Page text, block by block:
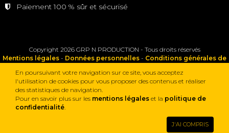
En poursuivant votre navigation sur ce site, vous acceptez
l'utilisation de cookies pour vous proposer des contenus et réaliser
des statistiques de navigation.
Pour en savoir plus sur les mentions légales et la politique de
confidentialité.
J'AI COMPRIS
Paiement 100 % sûr et sécurisé
Copyright 2026 GRP N PRODUCTION - Tous droits réservés
Mentions légales - Données personnelles - Conditions générales de